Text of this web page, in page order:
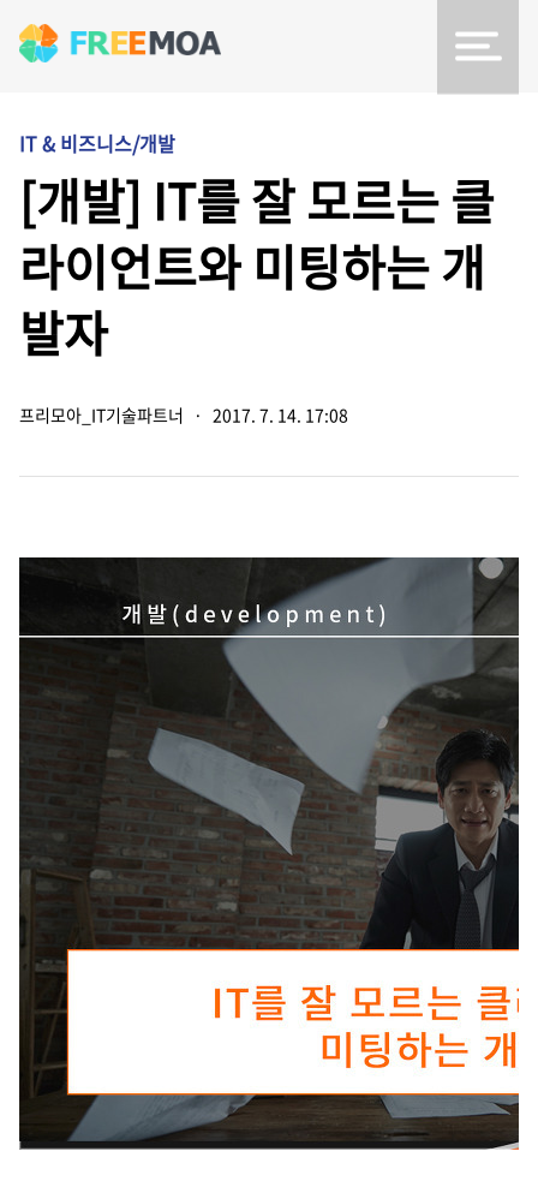
IT & 비즈니스/개발
[개발] IT를 잘 모르는 클
라이언트와 미팅하는 개
발자
프리모아_IT기술파트너 · 2017. 7. 14. 17:08